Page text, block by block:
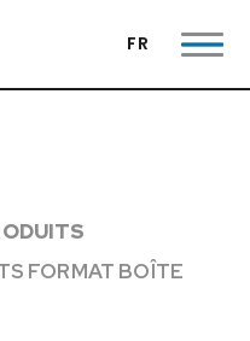
FR
FORMAT BOÎTE